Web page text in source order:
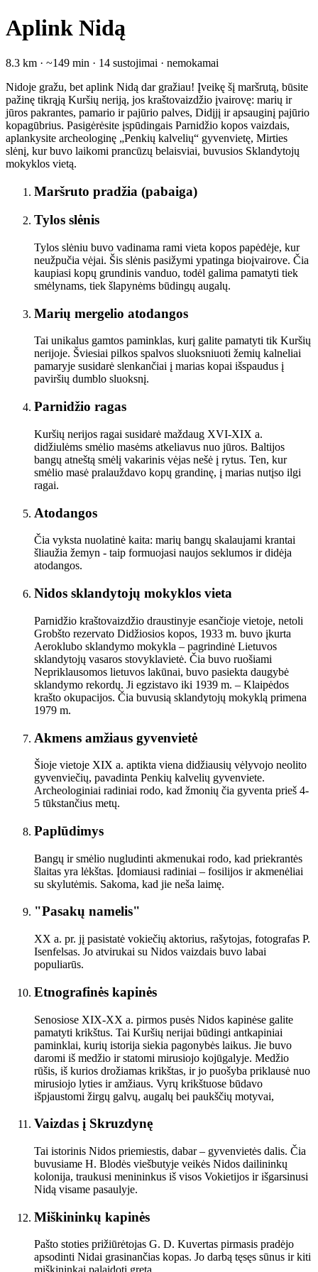
Aplink Nidą
8.3 km · ~149 min · 14 sustojimai · nemokamai
Nidoje gražu, bet aplink Nidą dar gražiau! Įveikę šį maršrutą, būsite
pažinę tikrąją Kuršių neriją, jos kraštovaizdžio įvairovę: marių ir
jūros pakrantes, pamario ir pajūrio palves, Didįjį ir apsauginį pajūrio
kopagūbrius. Pasigėrėsite įspūdingais Parnidžio kopos vaizdais,
aplankysite archeologinę „Penkių kalvelių“ gyvenvietę, Mirties
slėnį, kur buvo laikomi prancūzų belaisviai, buvusios Sklandytojų
mokyklos vietą.
Maršruto pradžia (pabaiga)
Tylos slėnis
Tylos slėniu buvo vadinama rami vieta kopos papėdėje, kur
neužpučia vėjai. Šis slėnis pasižymi ypatinga bioįvairove. Čia
kaupiasi kopų grundinis vanduo, todėl galima pamatyti tiek
smėlynams, tiek šlapynėms būdingų augalų.
Marių mergelio atodangos
Tai unikalus gamtos paminklas, kurį galite pamatyti tik Kuršių
nerijoje. Šviesiai pilkos spalvos sluoksniuoti žemių kalneliai
pamaryje susidarė slenkančiai į marias kopai išspaudus į
paviršių dumblo sluoksnį.
Parnidžio ragas
Kuršių nerijos ragai susidarė maždaug XVI-XIX a.
didžiulėms smėlio masėms atkeliavus nuo jūros. Baltijos
bangų atneštą smėlį vakarinis vėjas nešė į rytus. Ten, kur
smėlio masė pralauždavo kopų grandinę, į marias nutįso ilgi
ragai.
Atodangos
Čia vyksta nuolatinė kaita: marių bangų skalaujami krantai
šliaužia žemyn - taip formuojasi naujos seklumos ir didėja
atodangos.
Nidos sklandytojų mokyklos vieta
Parnidžio kraštovaizdžio draustinyje esančioje vietoje, netoli
Grobšto rezervato Didžiosios kopos, 1933 m. buvo įkurta
Aeroklubo sklandymo mokykla – pagrindinė Lietuvos
sklandytojų vasaros stovyklavietė. Čia buvo ruošiami
Nepriklausomos lietuvos lakūnai, buvo pasiekta daugybė
sklandymo rekordų. Ji egzistavo iki 1939 m. – Klaipėdos
krašto okupacijos. Čia buvusią sklandytojų mokyklą primena
1979 m.
Akmens amžiaus gyvenvietė
Šioje vietoje XIX a. aptikta viena didžiausių vėlyvojo neolito
gyvenviečių, pavadinta Penkių kalvelių gyvenviete.
Archeologiniai radiniai rodo, kad žmonių čia gyventa prieš 4-
5 tūkstančius metų.
Paplūdimys
Bangų ir smėlio nugludinti akmenukai rodo, kad priekrantės
šlaitas yra lėkštas. Įdomiausi radiniai – fosilijos ir akmenėliai
su skylutėmis. Sakoma, kad jie neša laimę.
"Pasakų namelis"
XX a. pr. jį pasistatė vokiečių aktorius, rašytojas, fotografas P.
Isenfelsas. Jo atvirukai su Nidos vaizdais buvo labai
populiarūs.
Etnografinės kapinės
Senosiose XIX-XX a. pirmos pusės Nidos kapinėse galite
pamatyti krikštus. Tai Kuršių nerijai būdingi antkapiniai
paminklai, kurių istorija siekia pagonybės laikus. Jie buvo
daromi iš medžio ir statomi mirusiojo kojūgalyje. Medžio
rūšis, iš kurios drožiamas krikštas, ir jo puošyba priklausė nuo
mirusiojo lyties ir amžiaus. Vyrų krikštuose būdavo
išpjaustomi žirgų galvų, augalų bei paukščių motyvai,
Vaizdas į Skruzdynę
Tai istorinis Nidos priemiestis, dabar – gyvenvietės dalis. Čia
buvusiame H. Blodės viešbutyje veikės Nidos dailininkų
kolonija, traukusi menininkus iš visos Vokietijos ir išgarsinusi
Nidą visame pasaulyje.
Miškininkų kapinės
Pašto stoties prižiūrėtojas G. D. Kuvertas pirmasis pradėjo
apsodinti Nidai grasinančias kopas. Jo darbą tęsęs sūnus ir kiti